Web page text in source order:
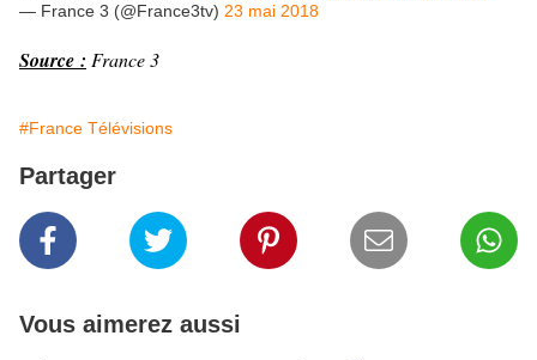
— France 3 (@France3tv) 23 mai 2018
Source : France 3
#France Télévisions
Partager
Vous aimerez aussi